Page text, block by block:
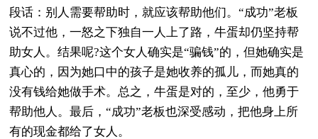
段话：别人需要帮助时，就应该帮助他们。“成功”老板
说不过他，一怒之下独自一人上了路，牛蛋却仍坚持帮
助女人。结果呢?这个女人确实是“骗钱”的，但她确实是
真心的，因为她口中的孩子是她收养的孤儿，而她真的
没有钱给她做手术。总之，牛蛋是对的，至少，他勇于
帮助他人。最后，“成功”老板也深受感动，把他身上所
有的现金都给了女人。